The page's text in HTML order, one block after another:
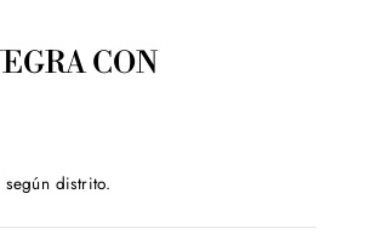
CON
distrito.